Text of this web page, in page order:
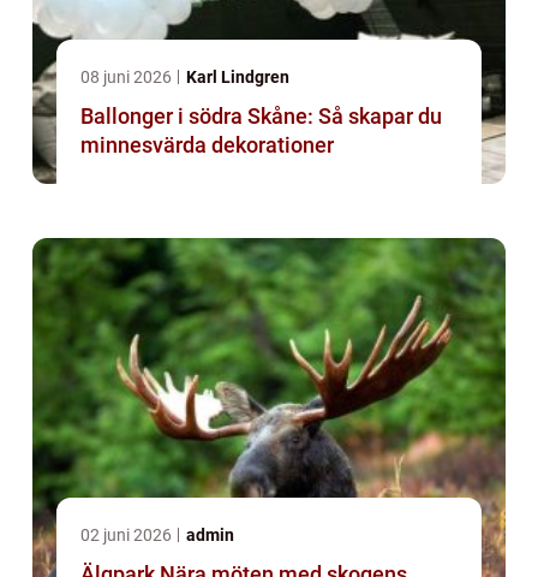
08 juni 2026 Karl Lindgren
Ballonger i södra Skåne: Så skapar du
minnesvärda dekorationer
02 juni 2026 admin